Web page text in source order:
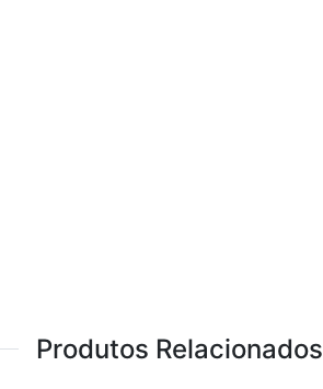
Produtos Relacionados